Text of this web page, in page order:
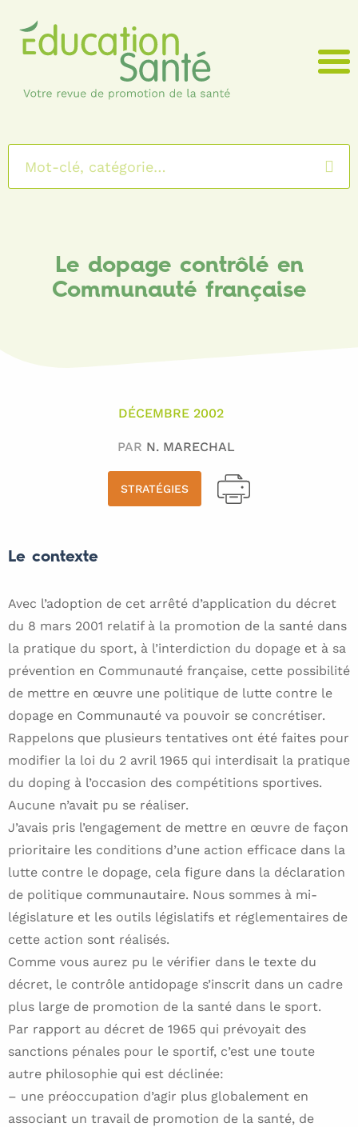
Menu
Le dopage contrôlé en
Communauté française
DÉCEMBRE 2002
PAR N. MARECHAL
STRATÉGIES
Le contexte
Avec l’adoption de cet arrêté d’application du décret
du 8 mars 2001 relatif à la promotion de la santé dans
la pratique du sport, à l’interdiction du dopage et à sa
prévention en Communauté française, cette possibilité
de mettre en œuvre une politique de lutte contre le
dopage en Communauté va pouvoir se concrétiser.
Rappelons que plusieurs tentatives ont été faites pour
modifier la loi du 2 avril 1965 qui interdisait la pratique
du doping à l’occasion des compétitions sportives.
Aucune n’avait pu se réaliser.
J’avais pris l’engagement de mettre en œuvre de façon
prioritaire les conditions d’une action efficace dans la
lutte contre le dopage, cela figure dans la déclaration
de politique communautaire. Nous sommes à mi-
législature et les outils législatifs et réglementaires de
cette action sont réalisés.
Comme vous aurez pu le vérifier dans le texte du
décret, le contrôle antidopage s’inscrit dans un cadre
plus large de promotion de la santé dans le sport.
Par rapport au décret de 1965 qui prévoyait des
sanctions pénales pour le sportif, c’est une toute
autre philosophie qui est déclinée:
– une préoccupation d’agir plus globalement en
associant un travail de promotion de la santé, de